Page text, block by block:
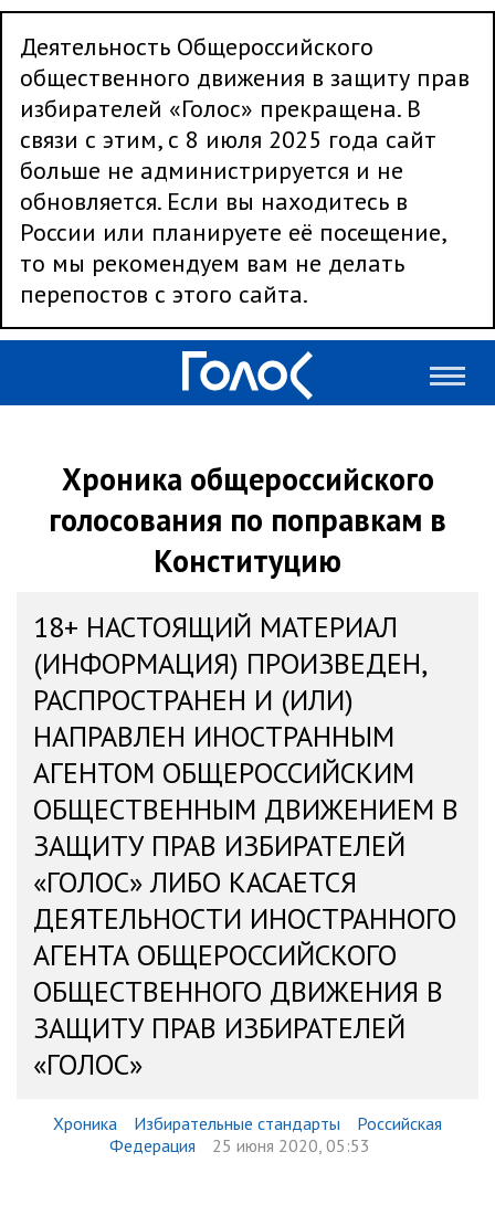
Деятельность Общероссийского
общественного движения в защиту прав
избирателей «Голос» прекращена. В
связи с этим, с 8 июля 2025 года сайт
больше не администрируется и не
обновляется. Если вы находитесь в
России или планируете её посещение,
то мы рекомендуем вам не делать
перепостов с этого сайта.
Хроника общероссийского
голосования по поправкам в
Конституцию
18+ НАСТОЯЩИЙ МАТЕРИАЛ
(ИНФОРМАЦИЯ) ПРОИЗВЕДЕН,
РАСПРОСТРАНЕН И (ИЛИ)
НАПРАВЛЕН ИНОСТРАННЫМ
АГЕНТОМ ОБЩЕРОССИЙСКИМ
ОБЩЕСТВЕННЫМ ДВИЖЕНИЕМ В
ЗАЩИТУ ПРАВ ИЗБИРАТЕЛЕЙ
«ГОЛОС» ЛИБО КАСАЕТСЯ
ДЕЯТЕЛЬНОСТИ ИНОСТРАННОГО
АГЕНТА ОБЩЕРОССИЙСКОГО
ОБЩЕСТВЕННОГО ДВИЖЕНИЯ В
ЗАЩИТУ ПРАВ ИЗБИРАТЕЛЕЙ
«ГОЛОС»
Хроника Избирательные стандарты
Российская
Федерация
25 июня 2020, 05:53